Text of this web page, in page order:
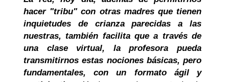
hacer "tribu" con otras madres que tienen
inquietudes de crianza parecidas a las
nuestras, también facilita que a través de
una clase virtual, la profesora pueda
transmitirnos estas nociones básicas, pero
fundamentales, con un formato ágil y